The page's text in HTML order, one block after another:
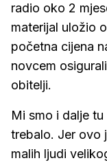
radio oko 2
materijal uložio
početna cijena
novcem
obitelji.
Mi smo i dalje
trebalo. Jer ovo
malih ljudi